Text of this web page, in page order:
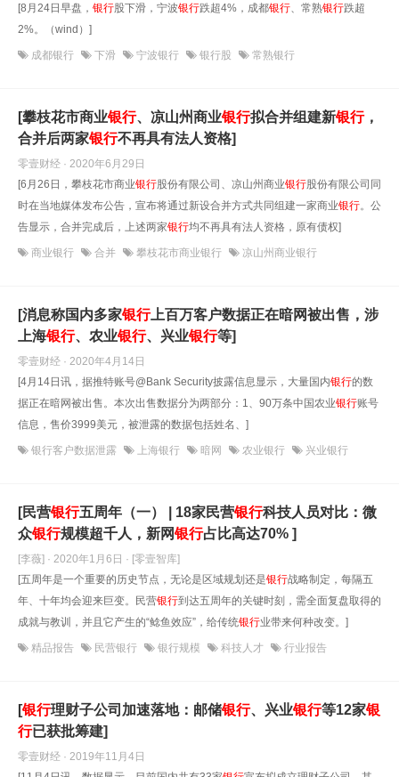
[8月24日早盘， 银行股下滑，宁波银行跌超4%，成都银行、常熟银行跌超
2%。（wind）]
成都银行 下滑 宁波银行 银行股 常熟银行
[攀枝花市商业银行、凉山州商业银行拟合并组建新银行，
合并后两家银行不再具有法人资格]
零壹财经 · 2020年6月29日
[6月26日，攀枝花市商业银行股份有限公司、凉山州商业银行股份有限公司同
时在当地媒体发布公告，宣布将通过新设合并方式共同组建一家商业银行。公
告显示，合并完成后，上述两家银行均不再具有法人资格，原有债权]
商业银行 合并 攀枝花市商业银行 凉山州商业银行
[消息称国内多家银行上百万客户数据正在暗网被出售，涉
上海银行、农业银行、兴业银行等]
零壹财经 · 2020年4月14日
[4月14日讯，据推特账号@Bank Security披露信息显示，大量国内银行的数
据正在暗网被出售。本次出售数据分为两部分：1、90万条中国农业银行账号
信息，售价3999美元，被泄露的数据包括姓名、]
银行客户数据泄露 上海银行 暗网 农业银行 兴业银行
[民营银行五周年（一） | 18家民营银行科技人员对比：微
众银行规模超千人，新网银行占比高达70% ]
[李薇] · 2020年1月6日 · [零壹智库]
[五周年是一个重要的历史节点，无论是区域规划还是银行战略制定，每隔五
年、十年均会迎来巨变。民营银行到达五周年的关键时刻，需全面复盘取得的
成就与教训，并且它产生的“鲶鱼效应”，给传统银行业带来何种改变。]
精品报告 民营银行 银行规模 科技人才 行业报告
[银行理财子公司加速落地：邮储银行、兴业银行等12家银
行已获批筹建]
零壹财经 · 2019年11月4日